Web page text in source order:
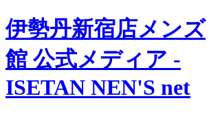
伊勢丹新宿店メンズ
館 公式メディア -
ISETAN NEN'S net